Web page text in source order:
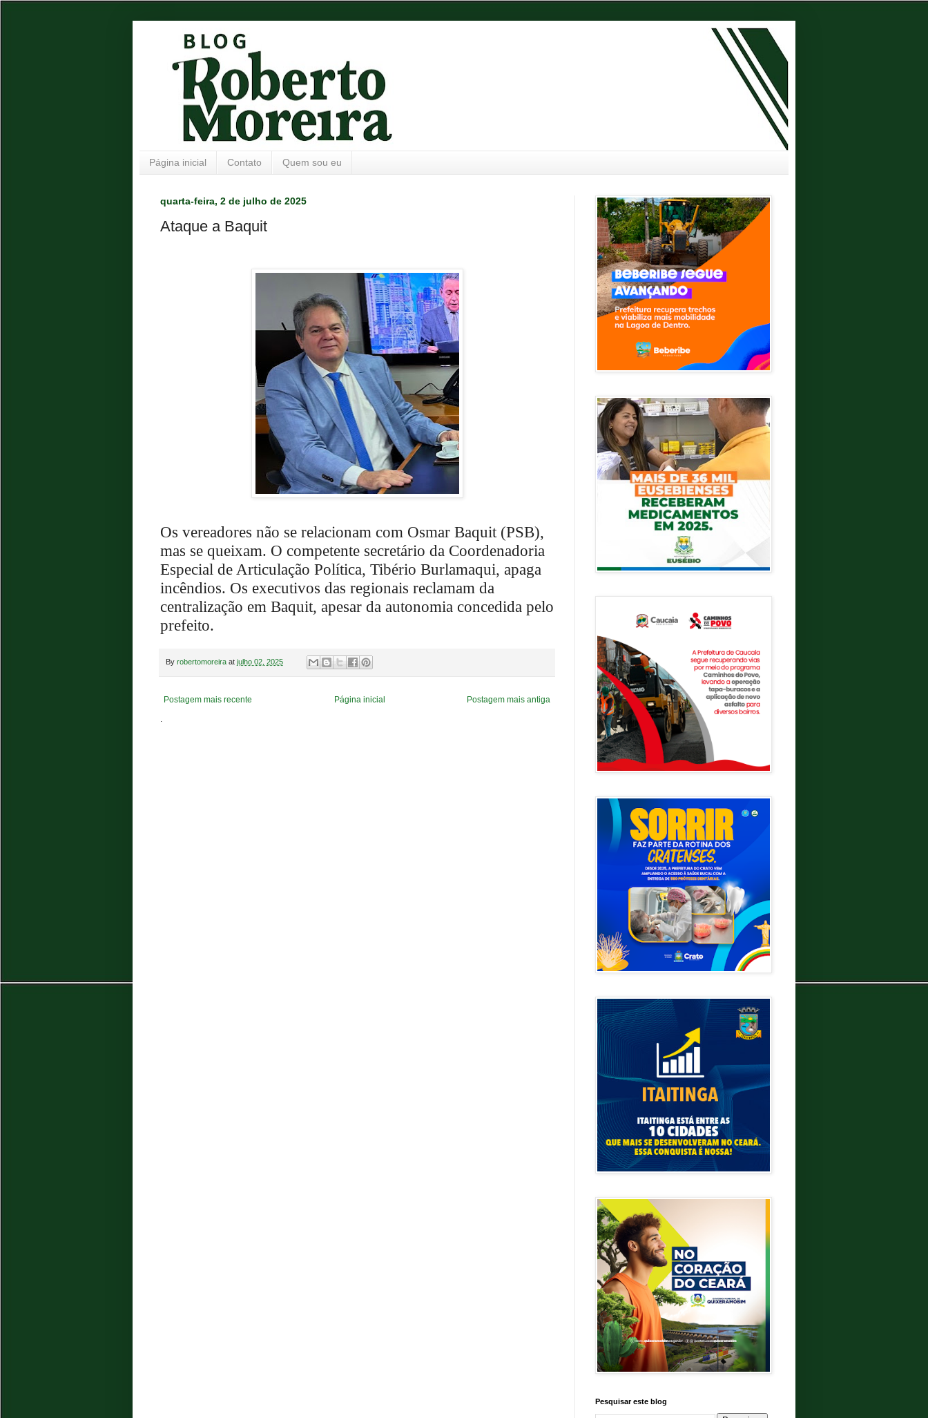
Página inicial Contato Quem sou eu
quarta-feira, 2 de julho de 2025
Ataque a Baquit
Os vereadores não se relacionam com Osmar Baquit (PSB),
mas se queixam. O competente secretário da Coordenadoria
Especial de Articulação Política, Tibério Burlamaqui, apaga
incêndios. Os executivos das regionais reclamam da
centralização em Baquit, apesar da autonomia concedida pelo
prefeito.
By robertomoreira at julho 02, 2025
Postagem mais recente Postagem mais antiga
Página inicial
.
Pesquisar este blog